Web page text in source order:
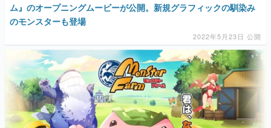
ム』のオープニングムービーが公開。新規グラフィックの馴染み
のモンスターも登場
2022年5月23日 公開